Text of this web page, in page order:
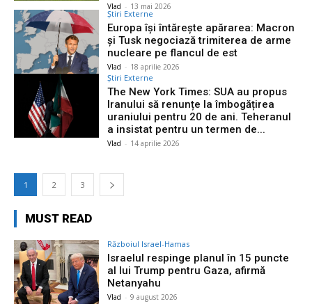
Vlad - 13 mai 2026
Știri Externe
Europa își întărește apărarea: Macron
și Tusk negociază trimiterea de arme
nucleare pe flancul de est
Vlad - 18 aprilie 2026
Știri Externe
The New York Times: SUA au propus
Iranului să renunțe la îmbogățirea
uraniului pentru 20 de ani. Teheranul
a insistat pentru un termen de...
Vlad - 14 aprilie 2026
1 2 3
MUST READ
Războiul Israel-Hamas
Israelul respinge planul în 15 puncte
al lui Trump pentru Gaza, afirmă
Netanyahu
Vlad - 9 august 2026